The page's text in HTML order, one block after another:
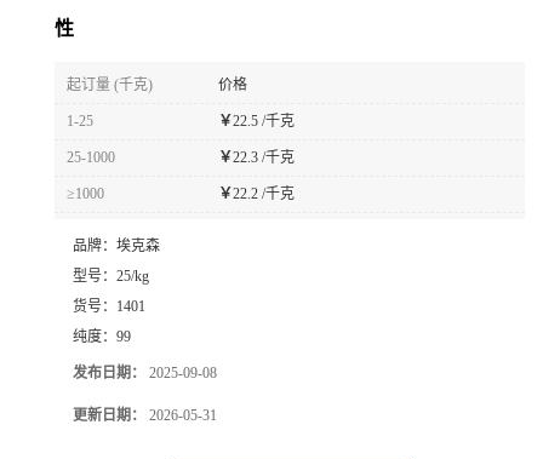
性
起订量 (千克) 价格
1-25 ￥22.5 /千克
25-1000 ￥22.3 /千克
≥1000 ￥22.2 /千克
品牌： 埃克森
型号： 25/kg
货号： 1401
纯度： 99
发布日期： 2025-09-08
更新日期： 2026-05-31